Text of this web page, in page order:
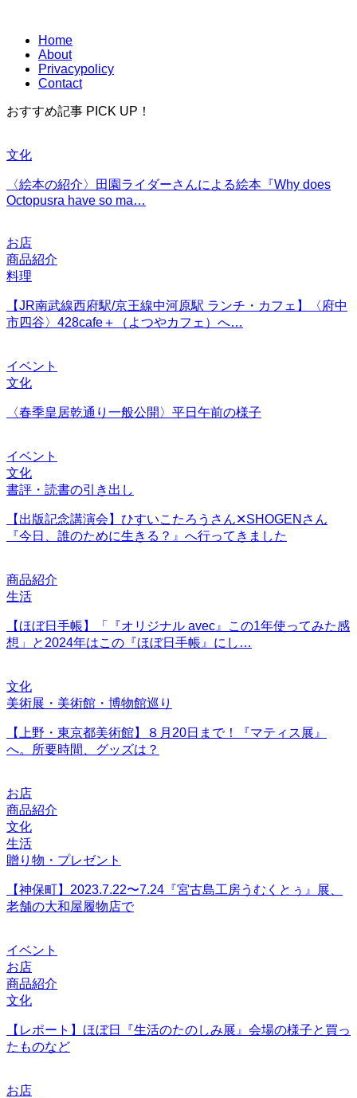
Home
About
Privacypolicy
Contact
おすすめ記事 PICK UP！
文化
〈絵本の紹介〉田園ライダーさんによる絵本『Why does
Octopusra have so ma…
お店
商品紹介
料理
【JR南武線西府駅/京王線中河原駅 ランチ・カフェ】〈府中
市四谷〉428cafe＋（よつやカフェ）へ…
イベント
文化
〈春季皇居乾通り一般公開〉平日午前の様子
イベント
文化
書評・読書の引き出し
【出版記念講演会】ひすいこたろうさん✕SHOGENさん
『今日、誰のために生きる？』へ行ってきました
商品紹介
生活
【ほぼ日手帳】「『オリジナル avec』この1年使ってみた感
想」と2024年はこの『ほぼ日手帳』にし…
文化
美術展・美術館・博物館巡り
【上野・東京都美術館】８月20日まで！『マティス展』
へ。所要時間、グッズは？
お店
商品紹介
文化
生活
贈り物・プレゼント
【神保町】2023.7.22〜7.24『宮古島工房うむくとぅ』展、
老舗の大和屋履物店で
イベント
お店
商品紹介
文化
【レポート】ほぼ日『生活のたのしみ展』会場の様子と買っ
たものなど
お店